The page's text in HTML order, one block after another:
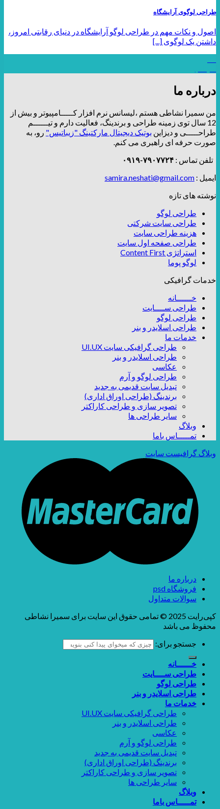
طراحی لوگوی آرایشگاه
اصول و نکات مهم در طراحی لوگو آرایشگاه در دنیای رقابتی امروز،
داشتن یک لوگوی [...]
درباره ما
من سمیرا نشاطی هستم ،لیسانس نرم افزار کـــــامپیوتر و بیش از
12 سال توی زمینه طراحی و برندینگ، فعالیت دارم و تیــــــم
طراحـــــی و دیزاین بوتیک دیجیتال مارکتینگ "زیباتیس" رو، به
صورت حرفه ای راهبری می کنم.
تلفن تماس : ۷۹۰۷۷۲۴-۰۹۱۹
ایمیل : samira.neshati@gmail.com
نوشته های تازه
طراحی لوگو
طراحی سایت شرکتی
هزینه طراحی سایت
طراحی صفحه اول سایت
استراتژی Content First
لوگو پوما
خدمات گرافیکی
خــــــانه
طراحی ســــایت
طراحی لوگو
طراحی اسلایدر و بنر
خدمات ما
طراحی گرافیکی سایت UI.UX
طراحی اسلایدر و بنر
عکاسی
طراحی لوگو و آرم
تبدیل سایت قدیمی به جدید
برندینگ (طراحی اوراق اداری)
تصویر سازی و طراحی کاراکتر
سایر طراحی ها
وبلاگ
تمـــــاس باما
وبلاگ گرافیست سایت
درباره ما
فروشگاه psd
سوالات متداول
کپی‌رایت 2025 © تمامی حقوق این سایت برای سمیرا نشاطی
محفوظ می باشد
جستجو برای:
خــــــانه
طراحی ســــایت
طراحی لوگو
طراحی اسلایدر و بنر
خدمات ما
طراحی گرافیکی سایت UI.UX
طراحی اسلایدر و بنر
عکاسی
طراحی لوگو و آرم
تبدیل سایت قدیمی به جدید
برندینگ (طراحی اوراق اداری)
تصویر سازی و طراحی کاراکتر
سایر طراحی ها
وبلاگ
تمـــــاس باما